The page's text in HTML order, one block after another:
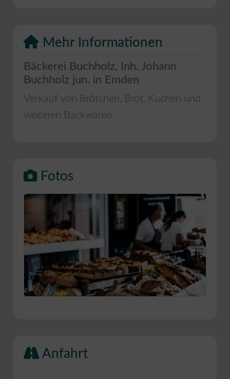
Mehr Informationen
Bäckerei Buchholz, Inh. Johann
Buchholz jun. in Emden
Verkauf von Brötchen, Brot, Kuchen und
weiteren Backwaren.
Fotos
Anfahrt